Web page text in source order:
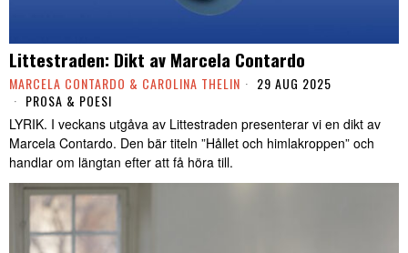
Littestraden: Dikt av Marcela Contardo
MARCELA CONTARDO & CAROLINA THELIN
29 AUG 2025
PROSA & POESI
LYRIK. I veckans utgåva av Littestraden presenterar vi en dikt av
Marcela Contardo. Den bär titeln ”Hållet och himlakroppen” och
handlar om längtan efter att få höra till.